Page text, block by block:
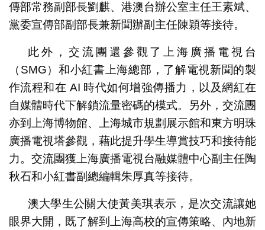
傳部常務副部長劉麒、港澳台辦公室主任王素斌、
黨委宣傳部副部長兼新聞辦副主任陳穎等接待。
此外，交流團還參觀了上海廣播電視台
（SMG）和小紅書上海總部，了解電視新聞的製
作流程和在 AI 時代如何增強傳播力，以及網紅在
自媒體時代下解鎖流量密碼的模式。另外，交流團
亦到上海博物館、上海城市規劃展示館和東方明珠
廣播電視塔參觀，藉此提升學生導賞技巧和接待能
力。交流團獲上海廣播電視台融媒體中心副主任陶
秋石和小紅書副總編輯朱厚真等接待。
澳大學生公關大使黃美琪表示，是次交流讓她
眼界大開，既了解到上海高校的宣傳策略、內地新